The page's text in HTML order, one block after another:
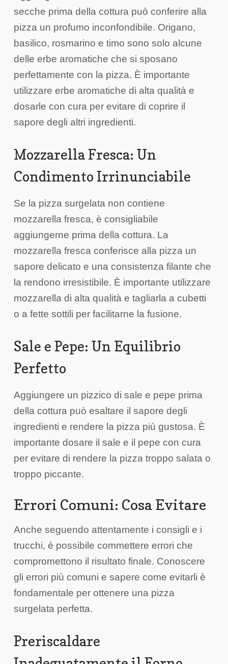
secche prima della cottura può conferire alla
pizza un profumo inconfondibile. Origano,
basilico, rosmarino e timo sono solo alcune
delle erbe aromatiche che si sposano
perfettamente con la pizza. È importante
utilizzare erbe aromatiche di alta qualità e
dosarle con cura per evitare di coprire il
sapore degli altri ingredienti.
Mozzarella Fresca: Un
Condimento Irrinunciabile
Se la pizza surgelata non contiene
mozzarella fresca, è consigliabile
aggiungerne prima della cottura. La
mozzarella fresca conferisce alla pizza un
sapore delicato e una consistenza filante che
la rendono irresistibile. È importante utilizzare
mozzarella di alta qualità e tagliarla a cubetti
o a fette sottili per facilitarne la fusione.
Sale e Pepe: Un Equilibrio
Perfetto
Aggiungere un pizzico di sale e pepe prima
della cottura può esaltare il sapore degli
ingredienti e rendere la pizza più gustosa. È
importante dosare il sale e il pepe con cura
per evitare di rendere la pizza troppo salata o
troppo piccante.
Errori Comuni: Cosa Evitare
Anche seguendo attentamente i consigli e i
trucchi, è possibile commettere errori che
compromettono il risultato finale. Conoscere
gli errori più comuni e sapere come evitarli è
fondamentale per ottenere una pizza
surgelata perfetta.
Preriscaldare